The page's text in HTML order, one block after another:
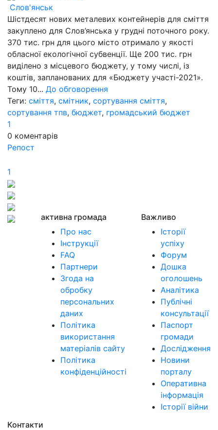
Слов'янськ
Шістдесят нових металевих контейнерів для сміття
закуплено для Слов’янська у грудні поточного року.
370 тис. грн для цього місто отримало у якості
обласної екологічної субвенції. Ще 200 тис. грн
виділено з місцевого бюджету, у тому числі, із
коштів, запланованих для «Бюджету участі-2021».
Тому 10... До обговорення
Теги: сміття, смітник, сортування сміття,
сортування тпв, бюджет, громадський бюджет
1
0 коментарів
Репост
1
активна громада
Про нас
Інструкції
FAQ
Партнери
Згода на
обробку
персональних
даних
Політика
використання
матеріалів сайту
Політика
конфіденційності
Важливо
Історії
успіху
Форум
Дошка
оголошень
Аналітика
Публічні
консультації
Паспорт
громади
Дослідження
Новини
порталу
Оперативна
інформація
Історії війни
Контакти